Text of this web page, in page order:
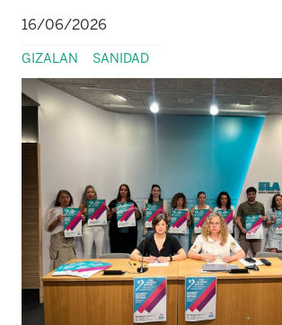
16/06/2026
GIZALAN SANIDAD